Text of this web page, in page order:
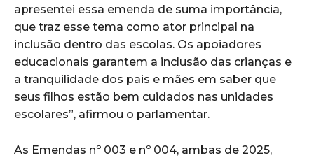
apresentei essa emenda de suma importância,
que traz esse tema como ator principal na
inclusão dentro das escolas. Os apoiadores
educacionais garantem a inclusão das crianças e
a tranquilidade dos pais e mães em saber que
seus filhos estão bem cuidados nas unidades
escolares”, afirmou o parlamentar.
As Emendas nº 003 e nº 004, ambas de 2025,